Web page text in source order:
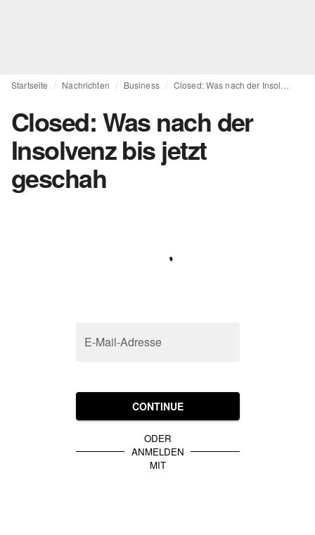
Startseite Nachrichten Business
Closed: Was nach der
Insolvenz bis jetzt
geschah
E-Mail-Adresse
CONTINUE
ODER
ANMELDEN
MIT